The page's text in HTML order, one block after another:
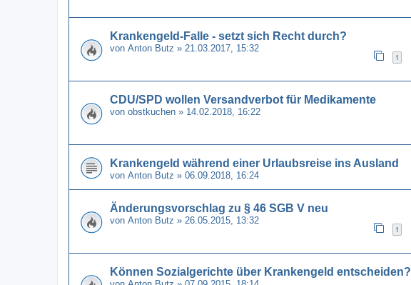
Krankengeld-Falle - setzt sich Recht durch?
von Anton Butz » 21.03.2017, 15:32
1
CDU/SPD wollen Versandverbot für Medikamente
von obstkuchen » 14.02.2018, 16:22
Krankengeld während einer Urlaubsreise ins Ausland
von Anton Butz » 06.09.2018, 16:24
Änderungsvorschlag zu § 46 SGB V neu
von Anton Butz » 26.05.2015, 13:32
1
Können Sozialgerichte über Krankengeld entscheiden?